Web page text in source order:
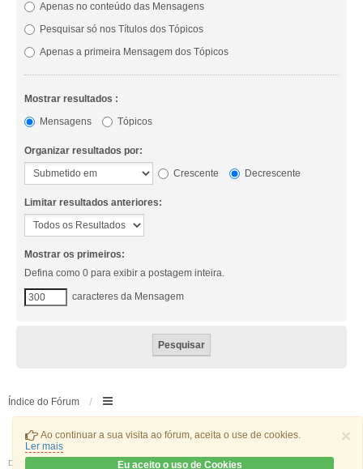
×
Ao continuar a sua visita ao fórum, aceita o use de cookies.
Ler mais
Eu aceito o uso de Cookies
Apenas no conteúdo das Mensagens
Pesquisar só nos Títulos dos Tópicos
Apenas a primeira Mensagem dos Tópicos
Mostrar resultados :
Mensagens
Tópicos
Organizar resultados por:
Crescente
Decrescente
Limitar resultados anteriores:
Mostrar os primeiros:
Defina como 0 para exibir a postagem inteira.
caracteres da Mensagem
Índice do Fórum
Desenvolvido por ® Forum Software © phpBB Limited